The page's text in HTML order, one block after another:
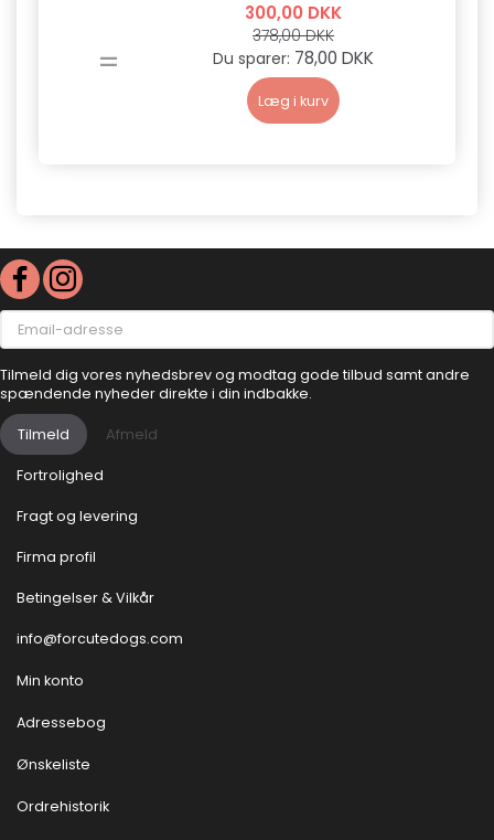
=
300,00 DKK
378,00 DKK
Du sparer: 78,00 DKK
Læg i kurv
Email-
adresse
Tilmeld dig vores nyhedsbrev og modtag gode tilbud samt andre
spændende nyheder direkte i din indbakke.
Tilmeld Afmeld
Fortrolighed
Fragt og levering
Firma profil
Betingelser & Vilkår
info@forcutedogs.com
Min konto
Adressebog
Ønskeliste
Ordrehistorik